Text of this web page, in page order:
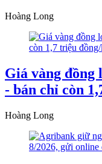
Hoàng Long
Giá vàng đồng
- bán chỉ còn
Hoàng Long